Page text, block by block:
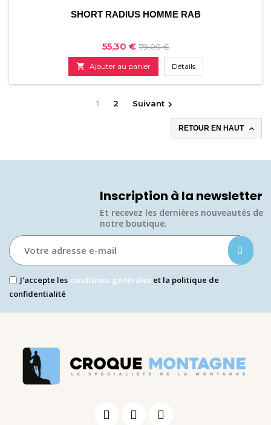
SHORT RADIUS HOMME RAB
Prix
55,30 € Prix
de
base
79,00 €
 Ajouter au panier Détails
1 2 Suivant
RETOUR EN HAUT 
Inscription à la newsletter
Et recevez les dernières nouveautés de
notre boutique.​
J'accepte les conditions générales et la politique de
confidentialité